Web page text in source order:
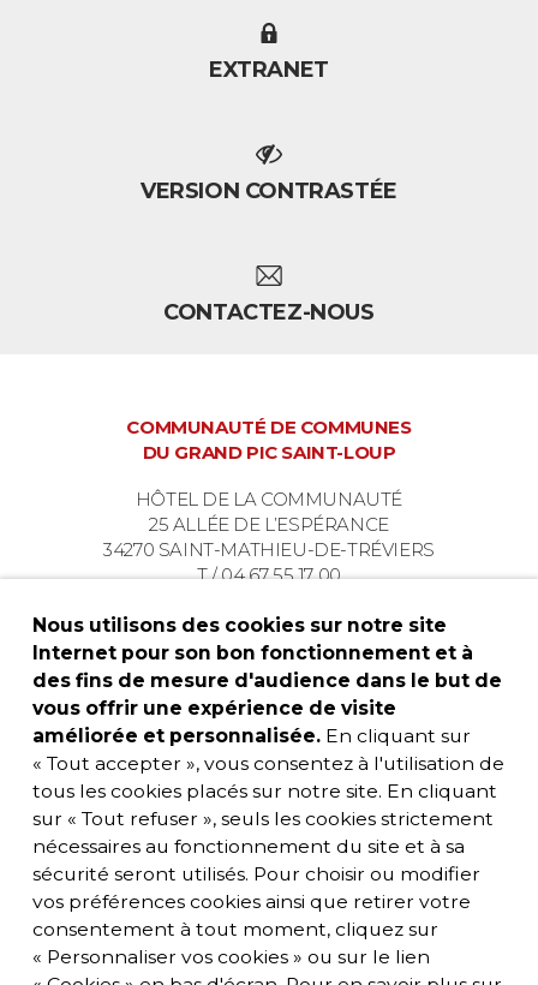
EXTRANET
VERSION CONTRASTÉE
CONTACTEZ-NOUS
COMMUNAUTÉ DE COMMUNES
DU GRAND PIC SAINT-LOUP
HÔTEL DE LA COMMUNAUTÉ
25 ALLÉE DE L’ESPÉRANCE
34270 SAINT-MATHIEU-DE-TRÉVIERS
T / 04 67 55 17 00
Nous utilisons des cookies sur notre site
Internet pour son bon fonctionnement et à
des fins de mesure d'audience dans le but de
vous offrir une expérience de visite
améliorée et personnalisée. En cliquant sur
« Tout accepter », vous consentez à l'utilisation de
tous les cookies placés sur notre site. En cliquant
sur « Tout refuser », seuls les cookies strictement
nécessaires au fonctionnement du site et à sa
sécurité seront utilisés. Pour choisir ou modifier
vos préférences cookies ainsi que retirer votre
consentement à tout moment, cliquez sur
« Personnaliser vos cookies » ou sur le lien